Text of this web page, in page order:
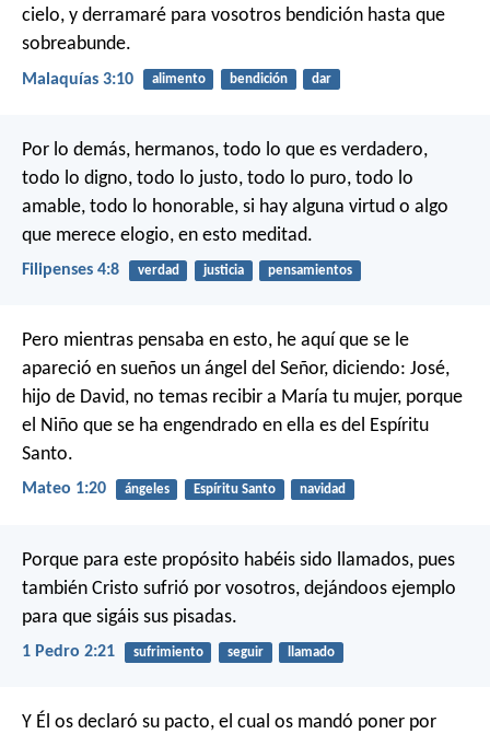
cielo, y derramaré para vosotros bendición hasta que
sobreabunde.
Malaquías 3:10 alimento bendición dar
Por lo demás, hermanos, todo lo que es verdadero,
todo lo digno, todo lo justo, todo lo puro, todo lo
amable, todo lo honorable, si hay alguna virtud o algo
que merece elogio, en esto meditad.
Filipenses 4:8 verdad justicia pensamientos
Pero mientras pensaba en esto, he aquí que se le
apareció en sueños un ángel del Señor, diciendo: José,
hijo de David, no temas recibir a María tu mujer, porque
el Niño que se ha engendrado en ella es del Espíritu
Santo.
Mateo 1:20 ángeles Espíritu Santo navidad
Porque para este propósito habéis sido llamados, pues
también Cristo sufrió por vosotros, dejándoos ejemplo
para que sigáis sus pisadas.
1 Pedro 2:21 sufrimiento seguir llamado
Y Él os declaró su pacto, el cual os mandó poner por